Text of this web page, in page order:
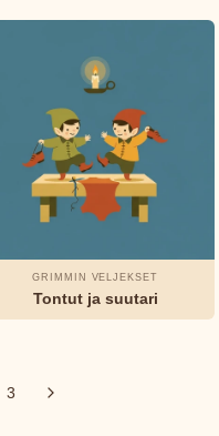
GRIMMIN VELJEKSET
Tontut ja suutari
3